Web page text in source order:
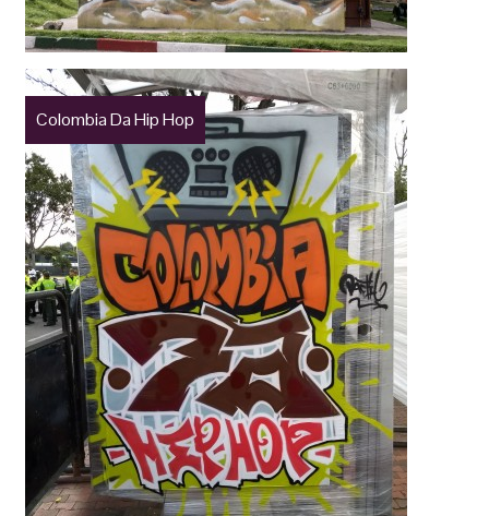
Colombia Da Hip Hop